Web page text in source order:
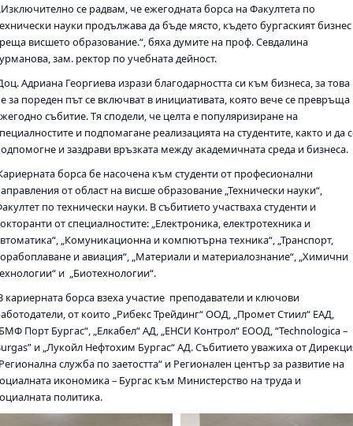
се радвам, че ежегодната борса на Факултета по
науки продължава да бъде място, където бургаският бизнес
висшето образование.“, бяха думите на проф. Севдалина
зам. ректор по учебната дейност.
Адриана Георгиева изрази благодарността си към бизнеса, за това
за пореден път се включват в инициативата, която вече се превръща
събитие. Тя сподели, че целта е популяризиране на
и подпомагане реализацията на студентите, както и да
и заздрави връзката между академичната среда и бизнеса.
борса бе насочена към студенти от професионални
от област на висше образование „Технически науки“,
по технически науки. В събитието участваха студенти и
от специалностите: „Електроника, електротехника и
„Комуникационна и компютърна техника“, „Транспорт,
и авиация“, „Материали и материалознание“, „Химични
и „Биотехнологии“.
кариерната борса взеха участие преподаватели и ключови
от които „Рибекс Трейдинг“ ООД, „Промет Стиил“ ЕАД,
Порт Бургас“, „Елкабел“ АД, „ЕНСИ Контрол“ ЕООД, “Technologica –
и „Лукойл Нефтохим Бургас“ АД. Събитието уважиха от
служба по заетостта“ и Регионален център за развитие на
икономика – Бургас към Министерство на труда и
политика.